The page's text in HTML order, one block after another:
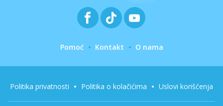
Pomoć Kontakt O nama
Politika privatnosti Politika o kolačićima Uslovi korišćenja